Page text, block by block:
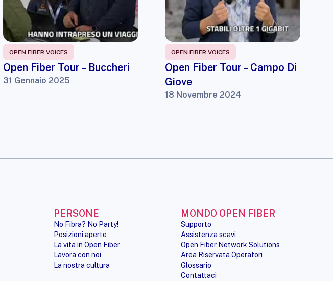
OPEN FIBER VOICES
Open Fiber Tour – Buccheri
31 Gennaio 2025
OPEN FIBER VOICES
Open Fiber Tour – Campo Di
Giove
18 Novembre 2024
PERSONE
No Fibra? No Party!
Posizioni aperte
La vita in Open Fiber
Lavora con noi
La nostra cultura
MONDO OPEN FIBER
Supporto
Assistenza scavi
Open Fiber Network Solutions
Area Riservata Operatori
Glossario
Contattaci